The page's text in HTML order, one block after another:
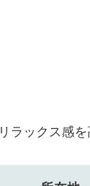
リラックス感